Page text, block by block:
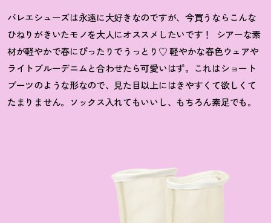
バレエシューズは永遠に大好きなのですが、今買うならこんな
ひねりがきいたモノを大人にオススメしたいです！
シアーな素
材が軽やかで春にぴったりでうっとり♡ 軽やかな春色ウェアや
ライトブルーデニムと合わせたら可愛いはず。これはショート
ブーツのような形なので、見た目以上にはきやすくて欲しくて
たまりません。ソックス入れてもいいし、もちろん素足でも。